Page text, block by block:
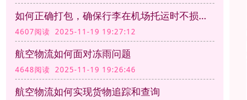
如何正确打包，确保行李在机场托运时不损坏？
4607阅读 2025-11-19 19:27:12
航空物流如何面对冻雨问题
4648阅读 2025-11-19 19:26:46
航空物流如何实现货物追踪和查询